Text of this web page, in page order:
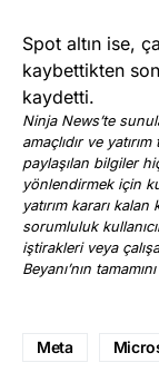
Spot altın ise,
kaybettikten
kaydetti.
Ninja News’te
amaçlıdır ve
paylaşılan bilgiler
yönlendirmek için
yatırım kararı kalan
sorumluluk
iştirakleri veya
Beyanı’nın
Meta